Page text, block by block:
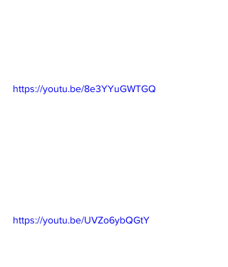
https://youtu.be/8e3YYuGWTGQ
https://youtu.be/UVZo6ybQGtY